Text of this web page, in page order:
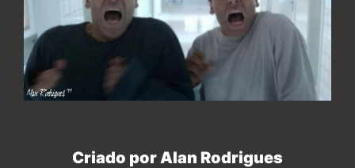
Criado por Alan Rodrigues